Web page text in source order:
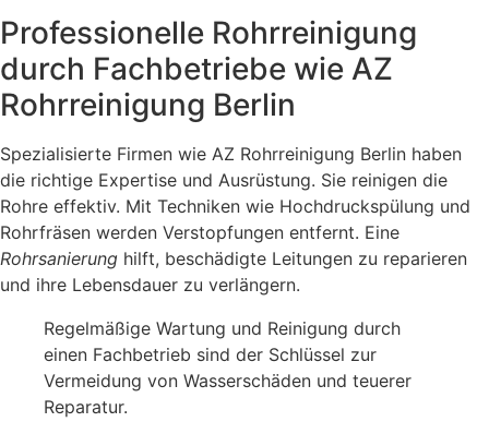
Professionelle Rohrreinigung
durch Fachbetriebe wie AZ
Rohrreinigung Berlin
Spezialisierte Firmen wie AZ Rohrreinigung Berlin haben
die richtige Expertise und Ausrüstung. Sie reinigen die
Rohre effektiv. Mit Techniken wie Hochdruckspülung und
Rohrfräsen werden Verstopfungen entfernt. Eine
Rohrsanierung hilft, beschädigte Leitungen zu reparieren
und ihre Lebensdauer zu verlängern.
Regelmäßige Wartung und Reinigung durch
einen Fachbetrieb sind der Schlüssel zur
Vermeidung von Wasserschäden und teuerer
Reparatur.